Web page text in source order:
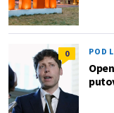
0 POD